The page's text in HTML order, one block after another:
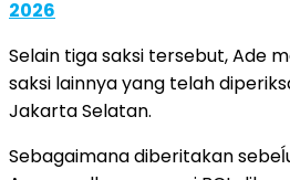
2026
Selain tiga saksi tersebut, Ade
saksi lainnya yang telah
Jakarta Selatan.
Sebagaimana diberitakan